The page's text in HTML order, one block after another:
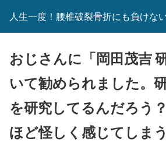
人生一度！腰椎破裂骨折にも負けない
おじさんに「岡田茂吉
いて勧められました。
を研究してるんだろう
ほど怪しく感じてしま